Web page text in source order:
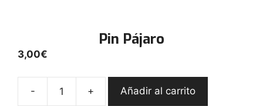
Pin Pájaro
3,00€
- + Añadir al carrito